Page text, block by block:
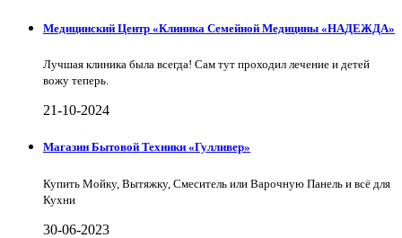
Медицинский Центр «Клиника Семейной Медицины «НАДЕЖДА»
Лучшая клиника была всегда! Сам тут проходил лечение и детей
вожу теперь.
21-10-2024
Магазин Бытовой Техники «Гулливер»
Купить Мойку, Вытяжку, Смеситель или Варочную Панель и всё для
Кухни
30-06-2023